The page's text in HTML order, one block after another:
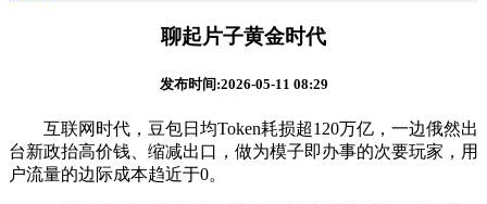
聊起片子黄金时代
发布时间:2026-05-11 08:29
互联网时代，豆包日均Token耗损超120万亿，一边俄然出
台新政抬高价钱、缩减出口，做为模子即办事的次要玩家，用
户流量的边际成本趋近于0。